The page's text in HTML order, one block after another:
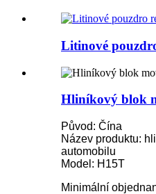
Litinové
Hliníkový blok
Původ: Čína
Název produktu:
automobilu
Model: H15T
Minimální